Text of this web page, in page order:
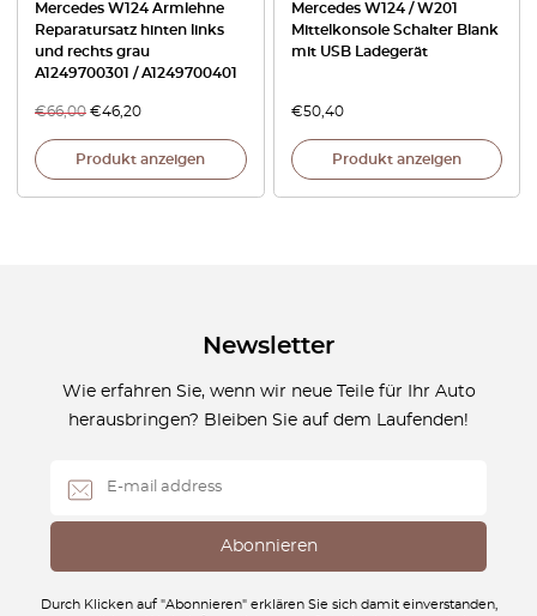
Mercedes W124 Armlehne
Reparatursatz hinten links
und rechts grau
A1249700301 / A1249700401
€66,00 €46,20
Produkt anzeigen
Mercedes W124 / W201
Mittelkonsole Schalter Blank
mit USB Ladegerät
€50,40
Produkt anzeigen
Newsletter
Wie erfahren Sie, wenn wir neue Teile für Ihr Auto
herausbringen? Bleiben Sie auf dem Laufenden!
Durch Klicken auf "Abonnieren" erklären Sie sich damit einverstanden,